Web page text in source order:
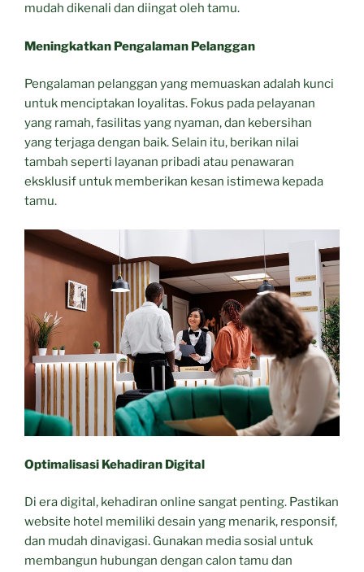
mudah dikenali dan diingat oleh tamu.
Meningkatkan Pengalaman Pelanggan
Pengalaman pelanggan yang memuaskan adalah kunci
untuk menciptakan loyalitas. Fokus pada pelayanan
yang ramah, fasilitas yang nyaman, dan kebersihan
yang terjaga dengan baik. Selain itu, berikan nilai
tambah seperti layanan pribadi atau penawaran
eksklusif untuk memberikan kesan istimewa kepada
tamu.
Optimalisasi Kehadiran Digital
Di era digital, kehadiran online sangat penting. Pastikan
website hotel memiliki desain yang menarik, responsif,
dan mudah dinavigasi. Gunakan media sosial untuk
membangun hubungan dengan calon tamu dan